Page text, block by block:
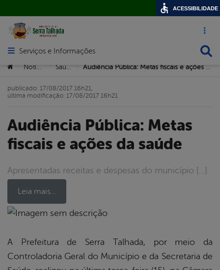
Acesso
Abrir menu principal de navegação
Serviços e Informações
Você está aqui:
> > >
Audiência Pública: Metas
fiscais e ações da saúde
Apresentadas receitas e despesas do município […]
Leia mais…
publicado: 17/08/2017 16h21,
última modificação: 17/08/2017 16h21
A Prefeitura de Serra Talhada, por meio da
Controladoria Geral do Município e da Secretaria de
ACESSIBILIDADE